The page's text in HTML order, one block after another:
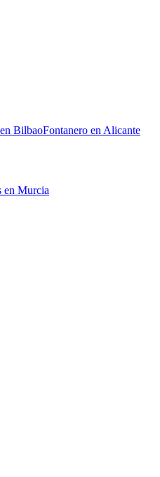
en BilbaoFontanero enAlicante
en Murcia